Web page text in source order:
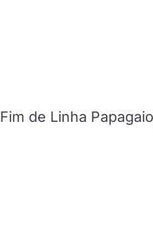
de Linha